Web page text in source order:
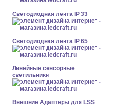
Светодиодная лента IP 33
Светодиодная лента IP 65
Линейные сенсорные
светильники
Внешние Адаптеры для LSS